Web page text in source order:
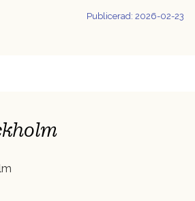
Publicerad: 2026-02-23